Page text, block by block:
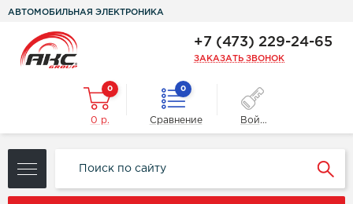
АВТОМОБИЛЬНАЯ ЭЛЕКТРОНИКА
+7 (473) 229-24-65
ЗАКАЗАТЬ ЗВОНОК
0
0 р.
0
Сравнение Войти